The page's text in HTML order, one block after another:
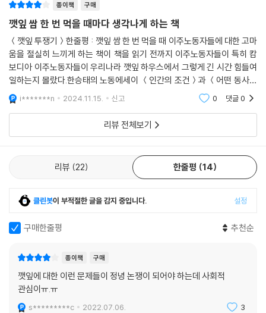
한국인만 좋아해 먹는다는 깻잎은 이주노동자들의 장시간 고된 노동의 산
물이다. 저자가 만난 깻잎밭 노동자들은 한 달에 고작 한두 번 쉬며 하루 10
시간씩 일했다. 그들의 근로계약서에는 하나같이 하루 ‘근로 시간 11시간
(휴게 시간 3시간 포함)’이 적혀 있었고, 그로 인해 임금은 최대 8시간만
최저 시급으로 계산해 받았다. 하지만 농장주들은 하루에 깻잎 1만 5천 장,
15상자를 채우지 않으면 “남는 게 없다”며 노동자들을 닦달했고, 심지어
할당량을 채우지 못하면 월급에서 깎기도 했다. 이주노동자들은 매일 깻잎
15상자를 채우기 위해 화장실 가는 시간도 아끼며 쉴 틈 없이 깻잎을 땄다.
소변을 참아서 방광염에 걸리거나 화장실에 덜 가기 위해서 물을 먹지 않
는다고 말하는 노동자들의 사연은, 우리가 깻잎을 먹을 때마다 이주노동자
깻잎밭에서 사람을 구한다고 연락을 받으면 이주노동자들은 일단 고개부
터 절레절레 저었다. 오전 6시 30분에 밭에 나가서 오후 5시 30분까지 하
루 종일 쉬지 않고 깻잎을 따야 1만 5천 장을 딸 수 있다고 그들은 말했다.
간단한 빵과 두유를 허겁지겁 먹고 밭에서 걸어서 5~10분 걸리는 간이 화
장실에서 볼일을 보는 것 말고는 쉴 수 있는 시간 자체가 없다고 했다. _76
‘코리안드림’을 꿈꾸는 사람들
_이주노동자는 어떻게 한국 농촌에 들어올까?
종이책 구매
깻잎 쌈 한 번 먹을 때마다 생각나게 하는 책
＜깻잎 투쟁기＞한줄평 : 깻잎 쌈 한 번 먹을 때 이주노동자들에 대한 고마
움을 절실히 느끼게 하는 책이 책을 읽기 전까지 이주노동자들이 특히 캄
보디아 이주노동자들이 우리나라 깻잎 하우스에서 그렇게 긴 시간 힘들여
일하는지 몰랐다.한승태의 노동에세이 ＜인간의 조건＞과 ＜어떤 동사의
멸종＞을 읽으면서 이주노동자들의 어이없는 불평등과 차별, 인권 모독에
대한 정보를 조금
i*******n 2024.11.15. 신고 0 댓글0
리뷰 전체보기
리뷰 22 한줄평 14
클린봇이 부적절한 글을 감지 중입니다. 설정
구매한줄평 추천순
종이책 구매
깻잎에 대한 이런 문제들이 정녕 논쟁이 되어야 하는데 사회적
관심이ㅠ.ㅠ
s*********c 2022.07.06. 3